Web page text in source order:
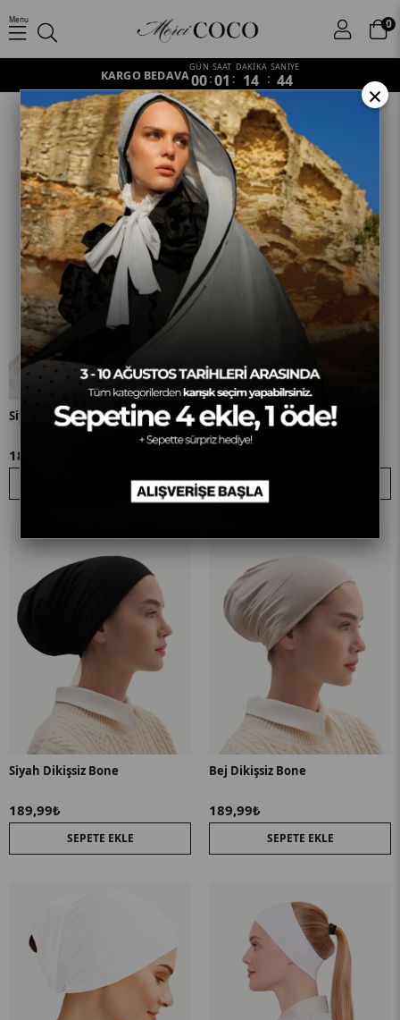
0
Menu
KARGO BEDAVA
GÜN
00:
SAAT
01 :
DAKİKA
14 :
SANİYE
43
Bone
Anasayfa Aksesuar Bone
Siyah Boru Bone
189,99₺
SEPETE EKLE
Siyah Silikonlu Bandana
SEPETE EKLE
Siyah Dikişsiz Bone
189,99₺
SEPETE EKLE
Bej Dikişsiz Bone
189,99₺
SEPETE EKLE
×